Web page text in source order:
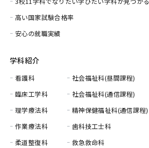
高い国家試験合格率
安心の就職実績
学科紹介
看護科
臨床工学科
理学療法科
作業療法科
柔道整復科
社会福祉科(昼間課程)
社会福祉科(通信課程)
精神保健福祉科(通信課程)
歯科技工士科
救急救命科